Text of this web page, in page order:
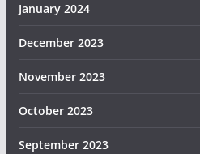
January 2024
December 2023
November 2023
October 2023
September 2023